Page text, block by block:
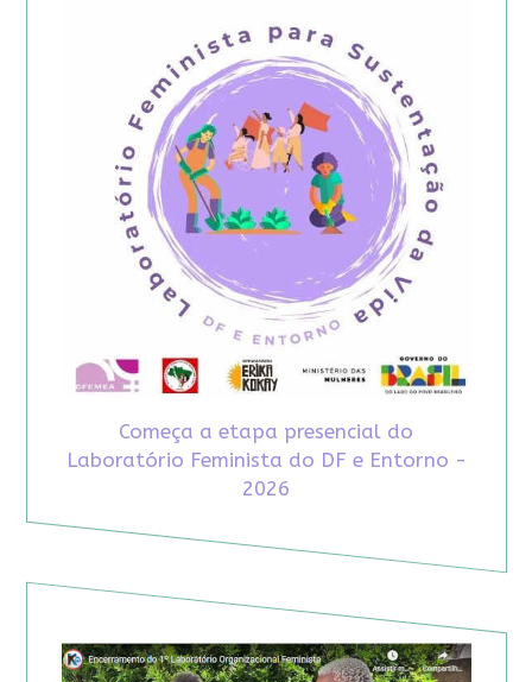
Começa a etapa presencial do
Laboratório Feminista do DF e Entorno -
2026